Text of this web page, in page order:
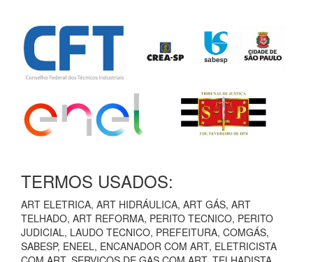
TERMOS USADOS:
ART ELETRICA, ART HIDRÁULICA, ART GÁS, ART
TELHADO, ART REFORMA, PERITO TECNICO, PERITO
JUDICIAL, LAUDO TECNICO, PREFEITURA, COMGÁS,
SABESP, ENEEL, ENCANADOR COM ART, ELETRICISTA